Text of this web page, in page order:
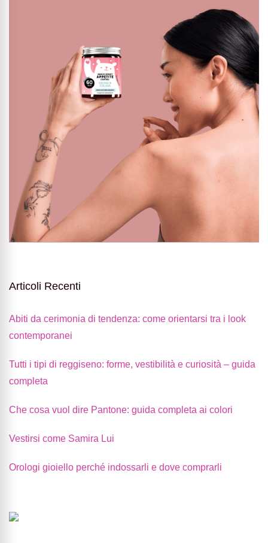
Articoli Recenti
Abiti da cerimonia di tendenza: come orientarsi tra i look
contemporanei
Tutti i tipi di reggiseno: forme, vestibilità e curiosità – guida
completa
Che cosa vuol dire Pantone: guida completa ai colori
Vestirsi come Samira Lui
Orologi gioiello perché indossarli e dove comprarli